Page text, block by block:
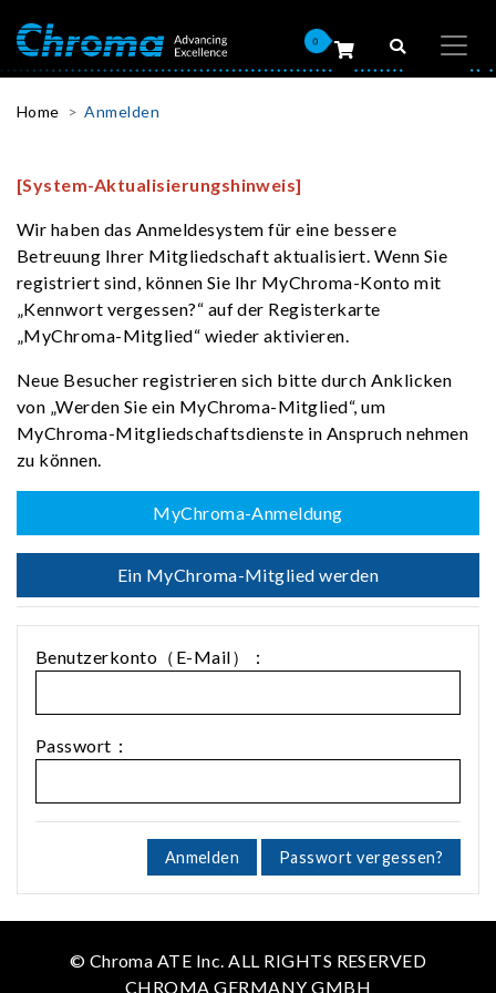
0
Home Anmelden
[System-Aktualisierungshinweis]
Wir haben das Anmeldesystem für eine bessere
Betreuung Ihrer Mitgliedschaft aktualisiert. Wenn Sie
registriert sind, können Sie Ihr MyChroma-Konto mit
„Kennwort vergessen?“ auf der Registerkarte
„MyChroma-Mitglied“ wieder aktivieren.
Neue Besucher registrieren sich bitte durch Anklicken
von „Werden Sie ein MyChroma-Mitglied“, um
MyChroma-Mitgliedschaftsdienste in Anspruch nehmen
zu können.
MyChroma-Anmeldung
Ein MyChroma-Mitglied werden
Benutzerkonto（E-Mail）：
Passwort：
Anmelden Passwort vergessen?
© Chroma ATE Inc. ALL RIGHTS RESERVED
CHROMA GERMANY GMBH